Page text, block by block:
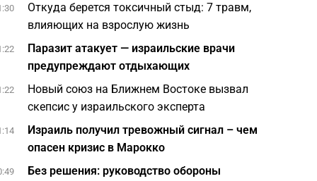
Откуда берется токсичный стыд: 7 травм,
влияющих на взрослую жизнь
Паразит атакует — израильские врачи
предупреждают отдыхающих
Новый союз на Ближнем Востоке вызвал
скепсис у израильского эксперта
Израиль получил тревожный сигнал – чем
опасен кризис в Марокко
Без решения: руководство обороны